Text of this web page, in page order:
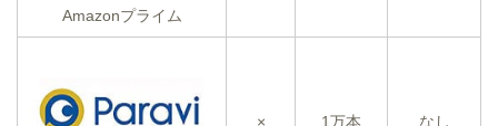
Amazonプライム
× 1万本 なし